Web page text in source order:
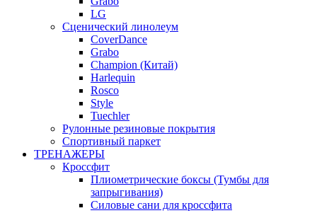
LG
Сценический линолеум
CoverDance
Grabo
Champion (Китай)
Harlequin
Rosco
Style
Tuechler
Рулонные резиновые покрытия
Спортивный паркет
ТРЕНАЖЕРЫ
Кроссфит
Плиометрические боксы (Тумбы для
запрыгивания)
Силовые сани для кроссфита